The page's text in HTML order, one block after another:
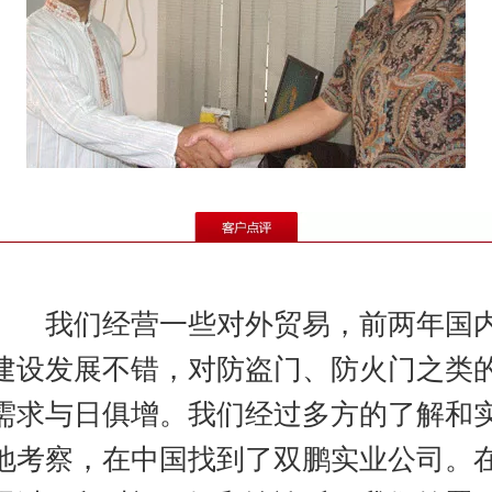
们经营一些对外贸易，前两年国
设发展不错，对防盗门、防火门之类
求与日俱增。我们经过多方的了解和
考察，在中国找到了双鹏实业公司。